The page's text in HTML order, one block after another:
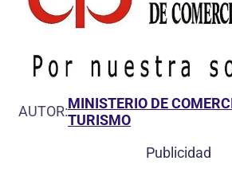
AUTOR:MINISTERIO DE
TURISMO
Publicidad